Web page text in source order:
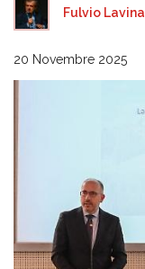
Fulvio Lavina
20 Novembre 2025